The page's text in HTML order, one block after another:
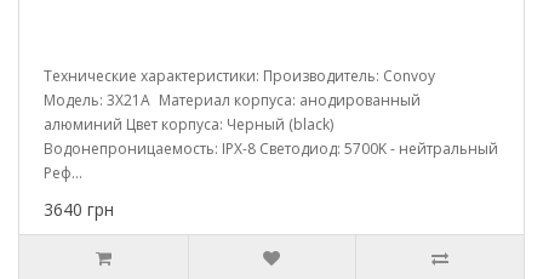
Технические характеристики: Производитель: Convoy
Модель: 3X21A Материал корпуса: анодированный
алюминий Цвет корпуса: Черный (black)
Водонепроницаемость: IPX-8 Светодиод: 5700K - нейтральный
Реф...
3640 грн